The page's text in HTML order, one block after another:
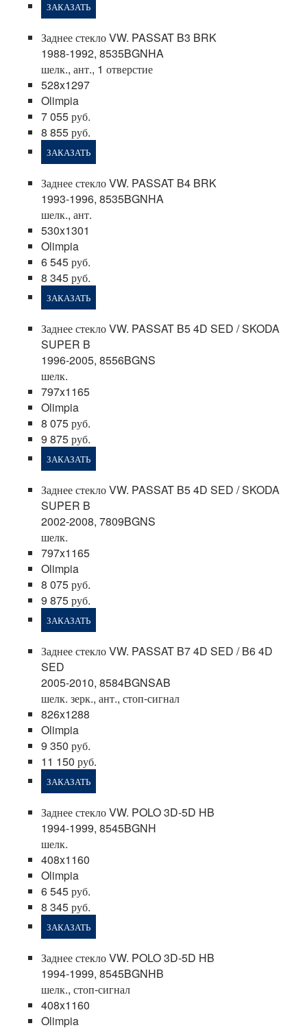
ЗАКАЗАТЬ
Заднее стекло VW. PASSAT B3 BRK
1988-1992, 8535BGNHA
шелк., ант., 1 отверстие
528x1297
Olimpia
7 055 руб.
8 855 руб.
ЗАКАЗАТЬ
Заднее стекло VW. PASSAT B4 BRK
1993-1996, 8535BGNHA
шелк., ант.
530x1301
Olimpia
6 545 руб.
8 345 руб.
ЗАКАЗАТЬ
Заднее стекло VW. PASSAT B5 4D SED / SKODA
SUPER B
1996-2005, 8556BGNS
шелк.
797x1165
Olimpia
8 075 руб.
9 875 руб.
ЗАКАЗАТЬ
Заднее стекло VW. PASSAT B5 4D SED / SKODA
SUPER B
2002-2008, 7809BGNS
шелк.
797x1165
Olimpia
8 075 руб.
9 875 руб.
ЗАКАЗАТЬ
Заднее стекло VW. PASSAT B7 4D SED / B6 4D
SED
2005-2010, 8584BGNSAB
шелк. зерк., ант., стоп-сигнал
826x1288
Olimpia
9 350 руб.
11 150 руб.
ЗАКАЗАТЬ
Заднее стекло VW. POLO 3D-5D HB
1994-1999, 8545BGNH
шелк.
408x1160
Olimpia
6 545 руб.
8 345 руб.
ЗАКАЗАТЬ
Заднее стекло VW. POLO 3D-5D HB
1994-1999, 8545BGNHB
шелк., стоп-сигнал
408x1160
Olimpia